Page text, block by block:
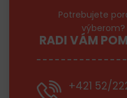
Potrebujete
výberom?
RADI VÁM
+421 52/